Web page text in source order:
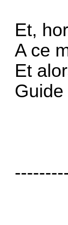
Et,
A ce
Et